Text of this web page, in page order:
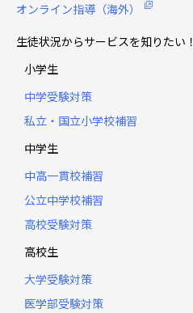
オンライン指導（海外）
生徒状況からサービスを知りたい！
小学生
中学受験対策
私立・国立小学校補習
中学生
中高一貫校補習
公立中学校補習
高校受験対策
高校生
大学受験対策
医学部受験対策